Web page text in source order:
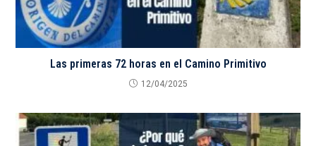
Las primeras 72 horas en el Camino Primitivo
12/04/2025